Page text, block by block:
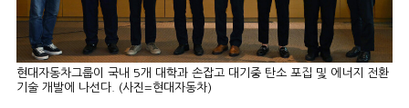
현대자동차그룹이 국내 5개 대학과 손잡고 대기중 탄소 포집 및 에너지 전환
기술 개발에 나선다. (사진=현대자동차)